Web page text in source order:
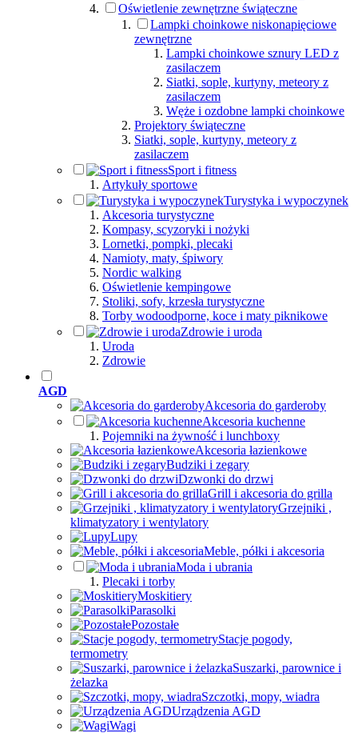
Oświetlenie zewnętrzne świąteczne
Lampki choinkowe niskonapięciowe
zewnętrzne
Lampki choinkowe sznury LED z
zasilaczem
Siatki, sople, kurtyny, meteory z
zasilaczem
Węże i ozdobne lampki choinkowe
Projektory świąteczne
Siatki, sople, kurtyny, meteory z
zasilaczem
Sport i fitness
Artykuły sportowe
Turystyka i wypoczynek
Akcesoria turystyczne
Kompasy, scyzoryki i nożyki
Lornetki, pompki, plecaki
Namioty, maty, śpiwory
Nordic walking
Oświetlenie kempingowe
Stoliki, sofy, krzesła turystyczne
Torby wodoodporne, koce i maty piknikowe
Zdrowie i uroda
Uroda
Zdrowie
AGD
Akcesoria do garderoby
Akcesoria kuchenne
Pojemniki na żywność i lunchboxy
Akcesoria łazienkowe
Budziki i zegary
Dzwonki do drzwi
Grill i akcesoria do grilla
Grzejniki ,
klimatyzatory i wentylatory
Lupy
Meble, półki i akcesoria
Moda i ubrania
Plecaki i torby
Moskitiery
Parasolki
Pozostałe
Stacje pogody,
termometry
Suszarki, parownice i
żelazka
Szczotki, mopy, wiadra
Urządzenia AGD
Wagi